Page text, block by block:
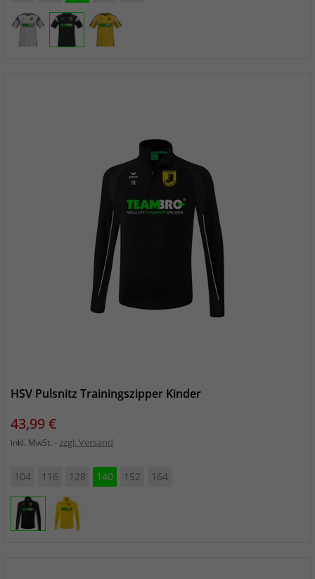
HSV Pulsnitz Trainingszipper Kinder
Preis
43,99 €
inkl. MwSt. zzgl. Versand
104 116 128 140 152 164